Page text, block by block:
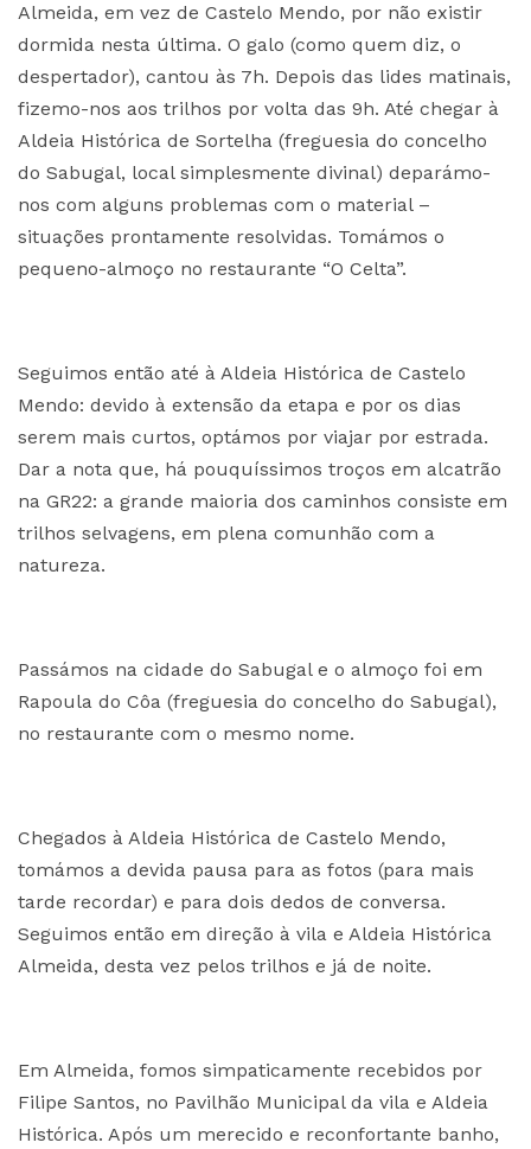
Almeida, em vez de Castelo Mendo, por não existir
dormida nesta última. O galo (como quem diz, o
despertador), cantou às 7h. Depois das lides matinais,
fizemo-nos aos trilhos por volta das 9h. Até chegar à
Aldeia Histórica de Sortelha (freguesia do concelho
do Sabugal, local simplesmente divinal) deparámo-
nos com alguns problemas com o material –
situações prontamente resolvidas. Tomámos o
pequeno-almoço no restaurante “O Celta”.
Seguimos então até à Aldeia Histórica de Castelo
Mendo: devido à extensão da etapa e por os dias
serem mais curtos, optámos por viajar por estrada.
Dar a nota que, há pouquíssimos troços em alcatrão
na GR22: a grande maioria dos caminhos consiste em
trilhos selvagens, em plena comunhão com a
natureza.
Passámos na cidade do Sabugal e o almoço foi em
Rapoula do Côa (freguesia do concelho do Sabugal),
no restaurante com o mesmo nome.
Chegados à Aldeia Histórica de Castelo Mendo,
tomámos a devida pausa para as fotos (para mais
tarde recordar) e para dois dedos de conversa.
Seguimos então em direção à vila e Aldeia Histórica
Almeida, desta vez pelos trilhos e já de noite.
Em Almeida, fomos simpaticamente recebidos por
Filipe Santos, no Pavilhão Municipal da vila e Aldeia
Histórica. Após um merecido e reconfortante banho,